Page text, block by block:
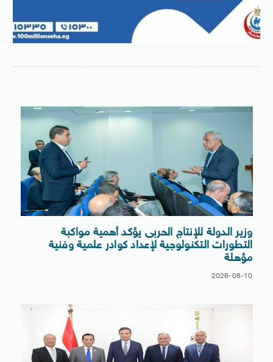
وزير الدولة للإنتاج الحربى يؤكد أهمية مواكبة
التطورات التكنولوجية لإعداد كوادر علمية وفنية
مؤهلة
2026-08-10